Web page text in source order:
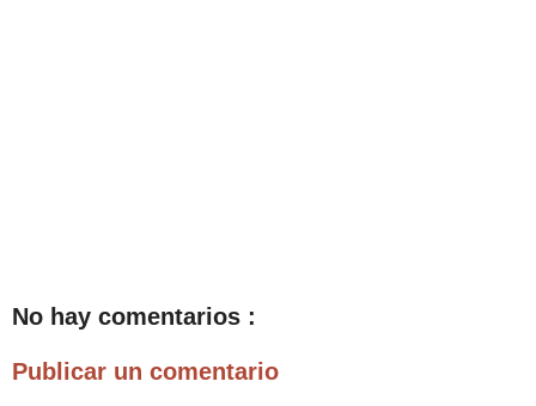
No hay comentarios :
Publicar un comentario